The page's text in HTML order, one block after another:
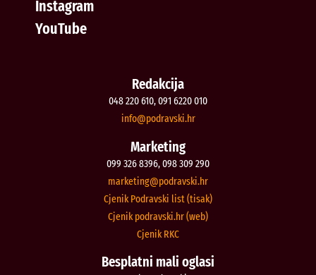
Instagram
YouTube
Redakcija
048 220 610, 091 6220 010
rh.iksvardop
@ofni
Marketing
099 326 8396, 098 309 290
rh.iksvardop
@gnitekram
Cjenik Podravski list (tisak)
Cjenik podravski.hr (web)
Cjenik RKC
Besplatni mali oglasi